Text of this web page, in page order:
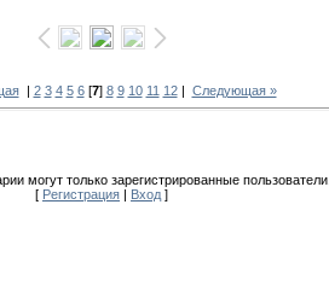
| 2 3 4 5 6[7] 8 9 10 11 12| Следующая »
могут только зарегистрированные пользователи.
[ Регистрация | Вход ]